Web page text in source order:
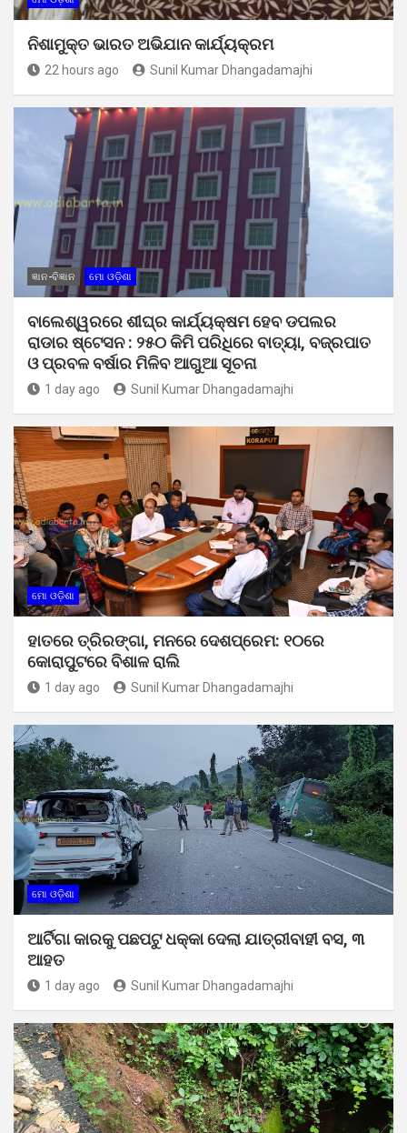
ନିଶାମୁକ୍ତ ଭାରତ ଅଭିଯାନ କାର୍ଯ୍ୟକ୍ରମ
22 hours ago Sunil Kumar Dhangadamajhi
ଜ୍ଞାନ-ବିଜ୍ଞାନ ମୋ ଓଡ଼ିଶା
ବାଲେଶ୍ୱରରେ ଶୀଘ୍ର କାର୍ଯ୍ୟକ୍ଷମ ହେବ ଡପଲର
ରାଡାର ଷ୍ଟେସନ : ୨୫୦ କିମି ପରିଧିରେ ବାତ୍ୟା, ବଜ୍ରପାତ
ଓ ପ୍ରବଳ ବର୍ଷାର ମିଳିବ ଆଗୁଆ ସୂଚନା
1 day ago Sunil Kumar Dhangadamajhi
ମୋ ଓଡ଼ିଶା
ହାତରେ ତ୍ରିରଙ୍ଗା, ମନରେ ଦେଶପ୍ରେମ: ୧୦ରେ
କୋରାପୁଟରେ ବିଶାଳ ରାଲି
1 day ago Sunil Kumar Dhangadamajhi
ମୋ ଓଡ଼ିଶା
ଆର୍ଟିଗା କାରକୁ ପଛପଟୁ ଧକ୍କା ଦେଲା ଯାତ୍ରୀବାହୀ ବସ, ୩
ଆହତ
1 day ago Sunil Kumar Dhangadamajhi